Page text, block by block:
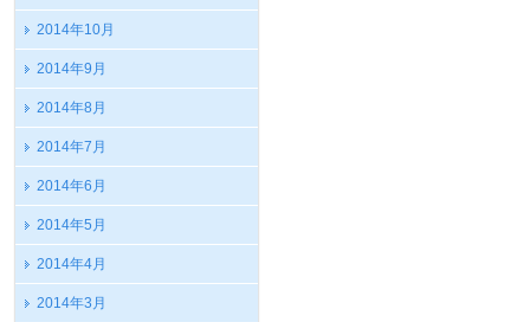
2014年10月
2014年9月
2014年8月
2014年7月
2014年6月
2014年5月
2014年4月
2014年3月